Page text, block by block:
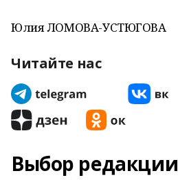
Юлия ЛОМОВА-УСТЮГОВА
Читайте нас
Выбор редакции